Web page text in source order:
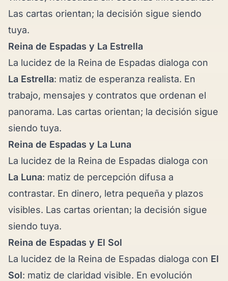
Las cartas orientan; la decisión sigue siendo
tuya.
Reina de Espadas y La Estrella
La lucidez de la Reina de Espadas dialoga con
La Estrella: matiz de esperanza realista. En
trabajo, mensajes y contratos que ordenan el
panorama. Las cartas orientan; la decisión sigue
siendo tuya.
Reina de Espadas y La Luna
La lucidez de la Reina de Espadas dialoga con
La Luna: matiz de percepción difusa a
contrastar. En dinero, letra pequeña y plazos
visibles. Las cartas orientan; la decisión sigue
siendo tuya.
Reina de Espadas y El Sol
La lucidez de la Reina de Espadas dialoga con El
Sol: matiz de claridad visible. En evolución